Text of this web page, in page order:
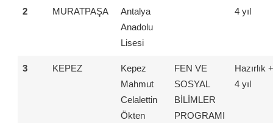
2 MURATPAŞA
Antalya
Anadolu
Lisesi
4 yıl
3 KEPEZ
Kepez
Mahmut
Celalettin
Ökten
FEN VE
SOSYAL
BİLİMLER
PROGRAMI
Hazırlık +
4 yıl